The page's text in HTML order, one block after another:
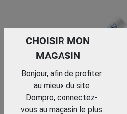
CHOISIR MON
MAGASIN
Bonjour, afin de profiter
au mieux du site
Dompro, connectez-
vous au magasin le plus